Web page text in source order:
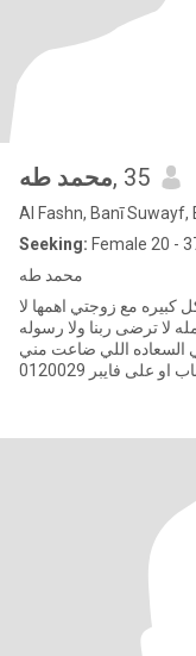
محمد طه, 35
Al Fashn, Banī Suwayf,
Seeking: Female 20 -
محمد طه
كبيره مع زوجتي اهمها لا
لا ترضى ربنا ولا رسوله
السعاده اللي ضاعت مني
فايبر 0120029